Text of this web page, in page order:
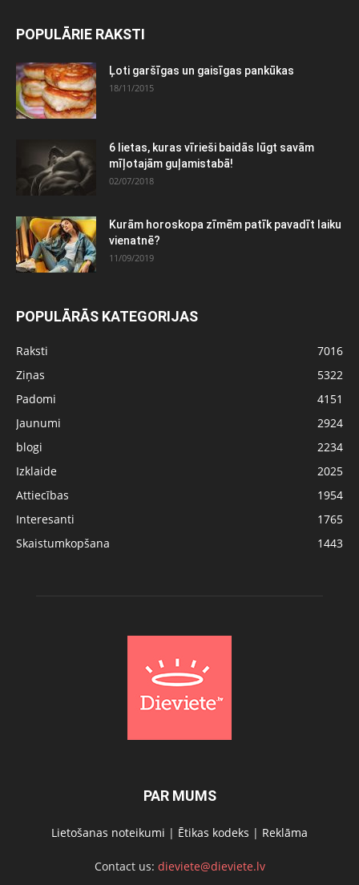
POPULĀRIE RAKSTI
Ļoti garšīgas un gaisīgas pankūkas
18/11/2015
6 lietas, kuras vīrieši baidās lūgt savām
mīļotajām guļamistabā!
02/07/2018
Kurām horoskopa zīmēm patīk pavadīt laiku
vienatnē?
11/09/2019
POPULĀRĀS KATEGORIJAS
Raksti
7016
Ziņas
5322
Padomi
4151
Jaunumi
2924
blogi
2234
Izklaide
2025
Attiecības
1954
Interesanti
1765
Skaistumkopšana
1443
PAR MUMS
Lietošanas noteikumi | Ētikas kodeks | Reklāma
Contact us: dieviete@dieviete.lv